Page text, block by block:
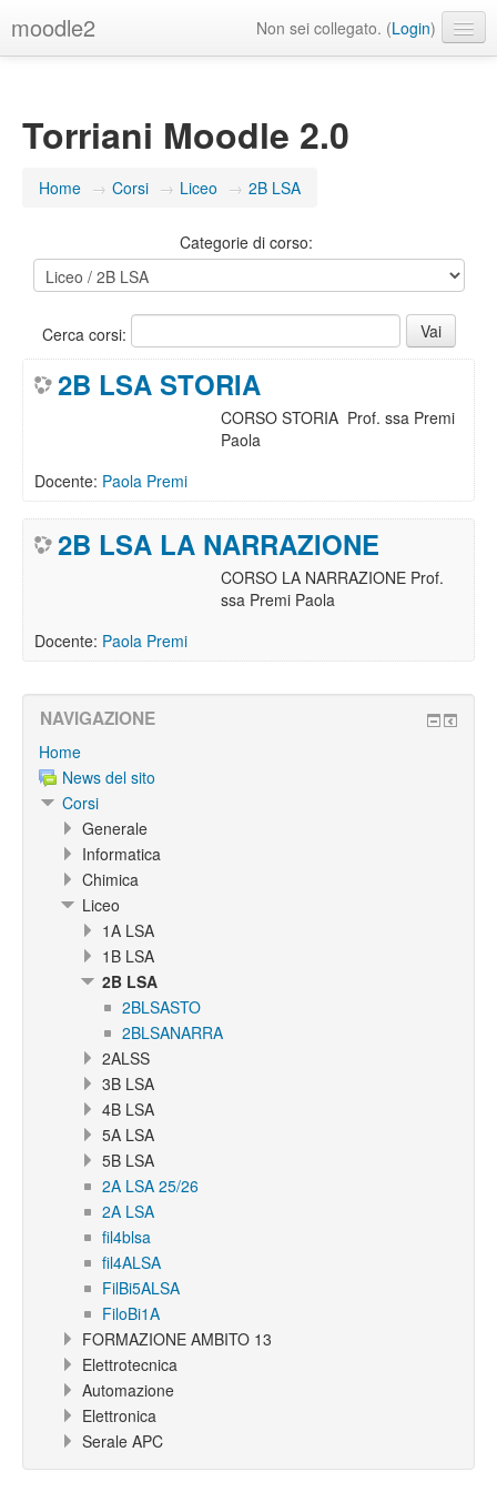
moodle2 Non sei collegato. (Login)
Torriani Moodle 2.0
Home → Corsi → Liceo → 2B LSA
Categorie di corso:
Cerca corsi:
2B LSA STORIA
CORSO STORIA Prof. ssa Premi
Paola
Docente: Paola Premi
2B LSA LA NARRAZIONE
CORSO LA NARRAZIONE Prof.
ssa Premi Paola
Docente: Paola Premi
NAVIGAZIONE
Home
News del sito
Corsi
Generale
Informatica
Chimica
Liceo
1A LSA
1B LSA
2B LSA
2BLSASTO
2BLSANARRA
2ALSS
3B LSA
4B LSA
5A LSA
5B LSA
2A LSA 25/26
2A LSA
fil4blsa
fil4ALSA
FilBi5ALSA
FiloBi1A
FORMAZIONE AMBITO 13
Elettrotecnica
Automazione
Elettronica
Serale APC